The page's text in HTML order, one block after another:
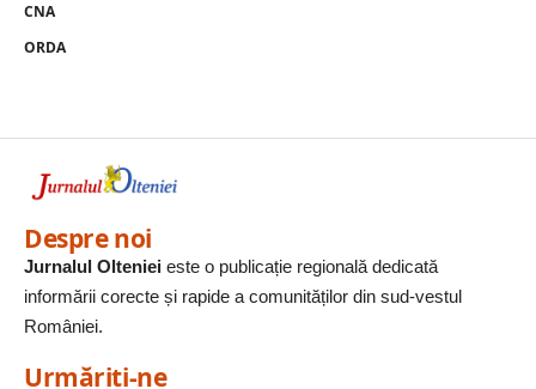
CNA
ORDA
Despre noi
Jurnalul Olteniei este o publicație regională dedicată
informării corecte și rapide a comunităților din sud-vestul
României.
Urmăriți-ne